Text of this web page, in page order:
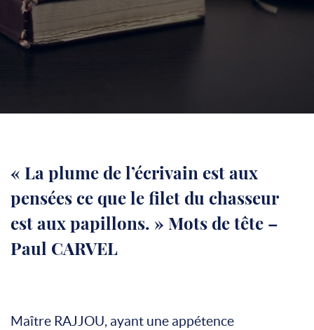
« La plume de l’écrivain est aux
pensées ce que le filet du chasseur
est aux papillons. » Mots de tête –
Paul CARVEL
Maître RAJJOU, ayant une appétence